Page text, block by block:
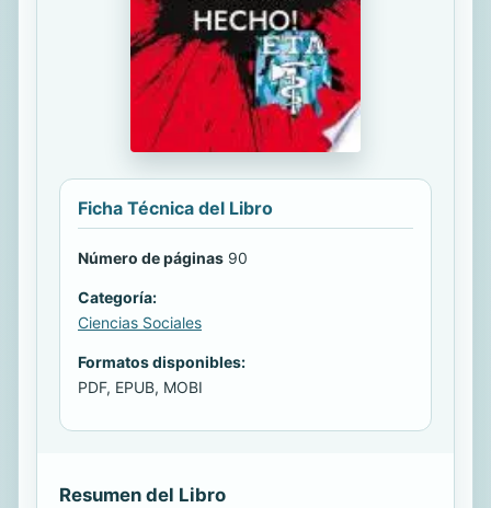
Ficha Técnica del Libro
Número de páginas 90
Categoría:
Ciencias Sociales
Formatos disponibles:
PDF, EPUB, MOBI
Resumen del Libro